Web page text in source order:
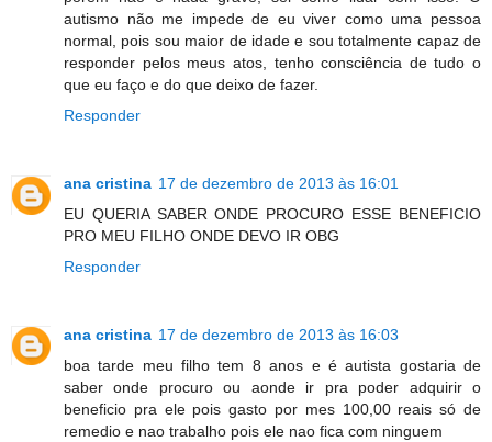
autismo não me impede de eu viver como uma pessoa
normal, pois sou maior de idade e sou totalmente capaz de
responder pelos meus atos, tenho consciência de tudo o
que eu faço e do que deixo de fazer.
Responder
ana cristina 17 de dezembro de 2013 às 16:01
EU QUERIA SABER ONDE PROCURO ESSE BENEFICIO
PRO MEU FILHO ONDE DEVO IR OBG
Responder
ana cristina 17 de dezembro de 2013 às 16:03
boa tarde meu filho tem 8 anos e é autista gostaria de
saber onde procuro ou aonde ir pra poder adquirir o
beneficio pra ele pois gasto por mes 100,00 reais só de
remedio e nao trabalho pois ele nao fica com ninguem